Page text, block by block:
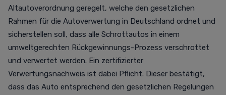
Altautoverordnung geregelt, welche den gesetzlichen
Rahmen für die Autoverwertung in Deutschland ordnet und
sicherstellen soll, dass alle Schrottautos in einem
umweltgerechten Rückgewinnungs-Prozess verschrottet
und verwertet werden. Ein zertifizierter
Verwertungsnachweis ist dabei Pflicht. Dieser bestätigt,
dass das Auto entsprechend den gesetzlichen Regelungen